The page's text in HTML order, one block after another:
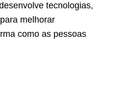
tecnologias,
melhorar
como as pessoas